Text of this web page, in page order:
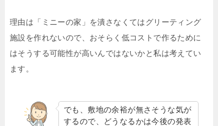
理由は「ミニーの家」を潰さなくてはグリーティング
施設を作れないので、おそらく低コストで作るために
はそうする可能性が高いんではないかと私は考えてい
ます。
でも、敷地の余裕が無さそうな気が
するので、どうなるかは今後の発表